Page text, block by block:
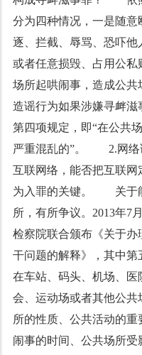
分为四种情况，一是随意
逐、拦截、辱骂、恐吓
或者任意损毁、占用公
场所起哄闹事，造成公
造谣行为如果涉嫌寻衅
第四项规定，即“在公共
严重混乱的”。 2.网络
互联网络，能否把互联
为入罪的关键。 关于
所，有所争议。2013年7
检察院联合颁布《关于
干问题的解释》，其中
在车站、码头、机场、
会、运动场或者其他公
所的性质、公共活动的
闹事的时间、公共场所